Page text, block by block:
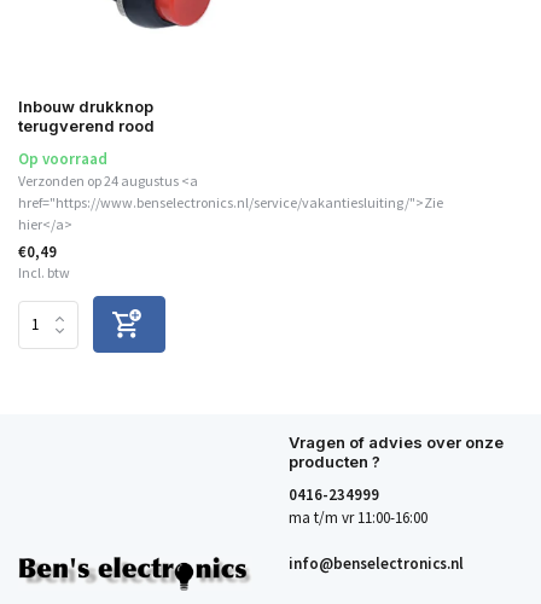
Inbouw drukknop
terugverend rood
Op voorraad
Verzonden op 24 augustus <a
href="https://www.benselectronics.nl/service/vakantiesluiting/">Zie
hier</a>
€0,49
Incl. btw
Vragen of advies over onze
producten ?
0416-234999
ma t/m vr 11:00-16:00
info@benselectronics.nl